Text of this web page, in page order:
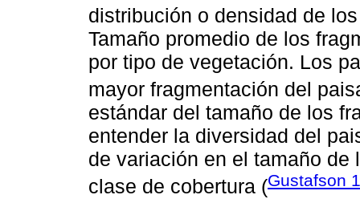
distribución o densidad de
Tamaño promedio de los
por tipo de vegetación. Los
mayor fragmentación del
estándar del tamaño de los
entender la diversidad del
de variación en el tamaño de
clase de cobertura (Gustafson